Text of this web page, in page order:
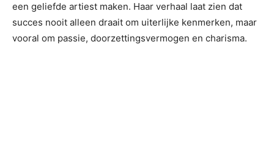
een geliefde artiest maken. Haar verhaal laat zien dat
succes nooit alleen draait om uiterlijke kenmerken, maar
vooral om passie, doorzettingsvermogen en charisma.